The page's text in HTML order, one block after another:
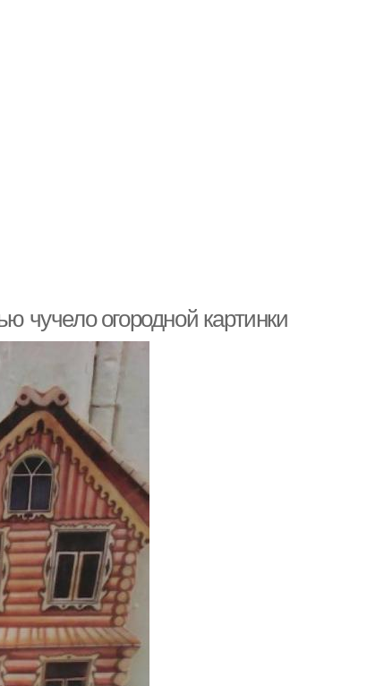
чучело огородной картинки